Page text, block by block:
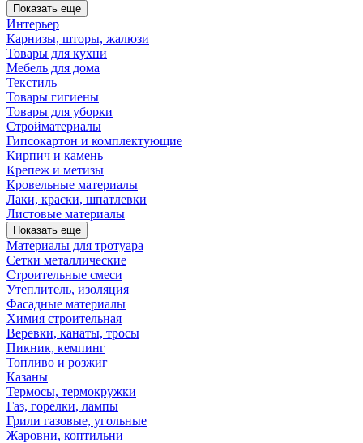
Показать еще
Интерьер
Карнизы, шторы, жалюзи
Товары для кухни
Мебель для дома
Текстиль
Товары гигиены
Товары для уборки
Стройматериалы
Гипсокартон и комплектующие
Кирпич и камень
Крепеж и метизы
Кровельные материалы
Лаки, краски, шпатлевки
Листовые материалы
Показать еще
Материалы для тротуара
Сетки металлические
Строительные смеси
Утеплитель, изоляция
Фасадные материалы
Химия строительная
Веревки, канаты, тросы
Пикник, кемпинг
Топливо и розжиг
Казаны
Термосы, термокружки
Газ, горелки, лампы
Грили газовые, угольные
Жаровни, коптильни